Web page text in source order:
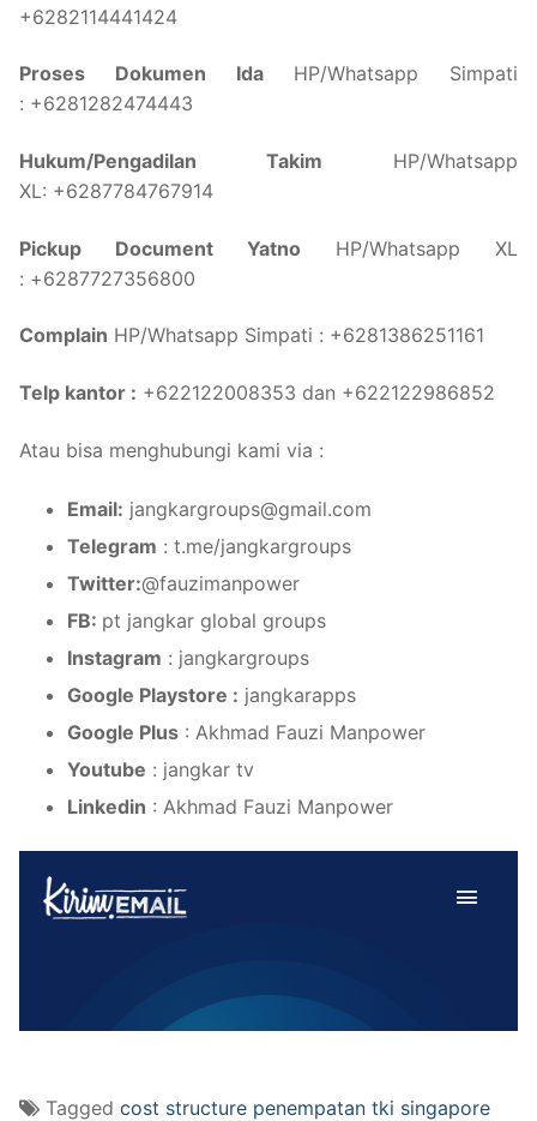
+6282114441424
Proses Dokumen IdaHP/Whatsapp Simpati
: +6281282474443
Hukum/Pengadilan Takim HP/Whatsapp
XL: +6287784767914
Pickup Document Yatno HP/Whatsapp XL
: +6287727356800
Complain HP/Whatsapp Simpati : +6281386251161
Telp kantor : +622122008353 dan +622122986852
Atau bisa menghubungi kami via :
Email: jangkargroups@gmail.com
Telegram : t.me/jangkargroups
Twitter:@fauzimanpower
FB: pt jangkar global groups
Instagram : jangkargroups
Google Playstore : jangkarapps
Google Plus : Akhmad Fauzi Manpower
Youtube : jangkar tv
Linkedin : Akhmad Fauzi Manpower
Tagged cost structure penempatan tki singapore